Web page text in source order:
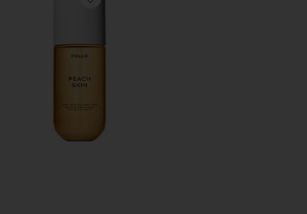
Favorite PEACH SKIN BODY MIST ピーチスキンボディ